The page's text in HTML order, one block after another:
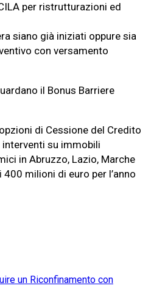
per ristrutturazioni ed
siano già iniziati oppure sia
con versamento
il Bonus Barriere
di Cessione del Credito
su immobili
in Abruzzo, Lazio, Marche
milioni di euro per l’anno
un Riconfinamento con